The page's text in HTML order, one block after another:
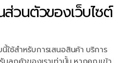
ส่วนตัวของเว็บไซต์
ใช้สำหรับการเสนอสินค้า บริการ